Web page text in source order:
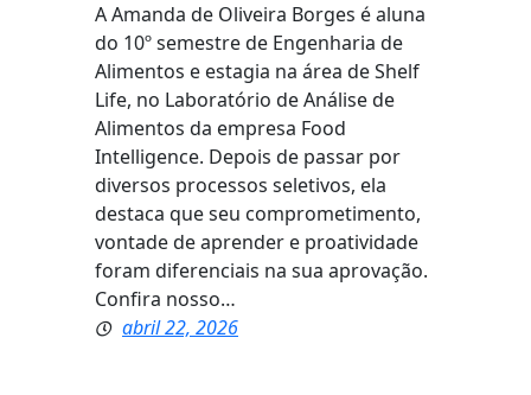
A Amanda de Oliveira Borges é aluna
do 10º semestre de Engenharia de
Alimentos e estagia na área de Shelf
Life, no Laboratório de Análise de
Alimentos da empresa Food
Intelligence. Depois de passar por
diversos processos seletivos, ela
destaca que seu comprometimento,
vontade de aprender e proatividade
foram diferenciais na sua aprovação.
Confira nosso…
abril 22, 2026